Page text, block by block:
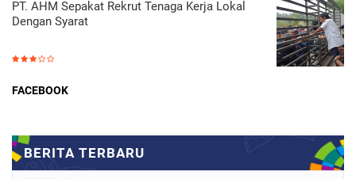
PT. AHM Sepakat Rekrut Tenaga Kerja Lokal
Dengan Syarat
FACEBOOK